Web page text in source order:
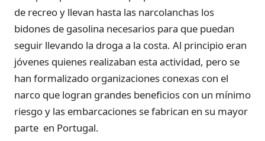
de recreo y llevan hasta las narcolanchas los
bidones de gasolina necesarios para que puedan
seguir llevando la droga a la costa. Al principio eran
jóvenes quienes realizaban esta actividad, pero se
han formalizado organizaciones conexas con el
narco que logran grandes beneficios con un mínimo
riesgo y las embarcaciones se fabrican en su mayor
parte en Portugal.